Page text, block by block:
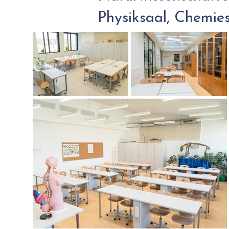
Physiksaal,